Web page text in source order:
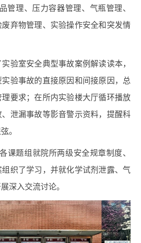
管理、压力容器管理、气瓶管理、
弃物管理、实验操作安全和突发情
验室安全典型事故案例解读读本，
验事故的直接原因和间接原因，总
要求；在所内实验楼大厅循环播放
泄漏事故等影音警示资料，提醒科
。
课题组就院所两级安全规章制度、
织了学习，并就化学试剂泄露、气
深入交流讨论。